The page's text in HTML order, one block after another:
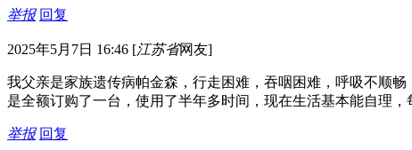
举报 回复
2025年5月7日 16:46 [江苏省网友]
我父亲是家族遗传病帕金森，行走困难，吞咽困难，呼吸不顺
是全额订购了一台，使用了半年多时间，现在生活基本能自理
举报 回复